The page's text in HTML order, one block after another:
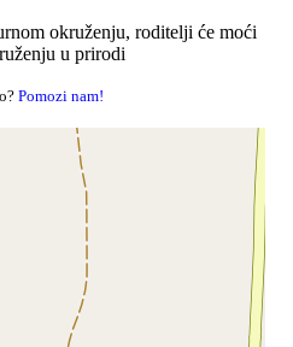
okruženju, roditelji će moći
u prirodi
Pomozi nam!